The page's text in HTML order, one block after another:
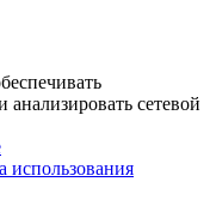
сетевой
использования